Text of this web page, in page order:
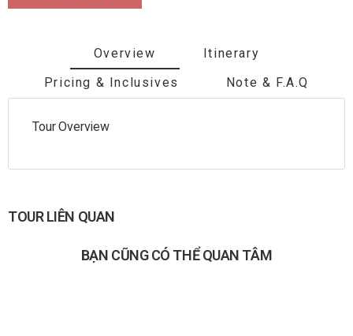
Overview
Itinerary
Pricing & Inclusives
Note & F.A.Q
Tour Overview
TOUR LIÊN QUAN
BẠN CŨNG CÓ THỂ QUAN TÂM